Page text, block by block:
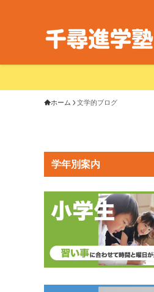
ホーム 文学的ブログ
学年別案内